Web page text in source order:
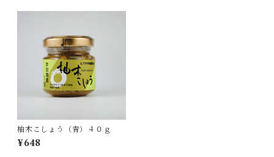
柚木こしょう（青）４０ｇ
¥648